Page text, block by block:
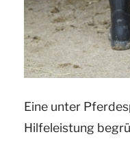
Eine unter
Hilfeleistung